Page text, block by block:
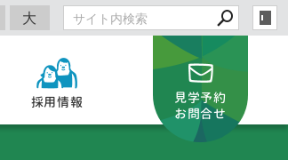
大
採用情報
見学予約
お問合せ